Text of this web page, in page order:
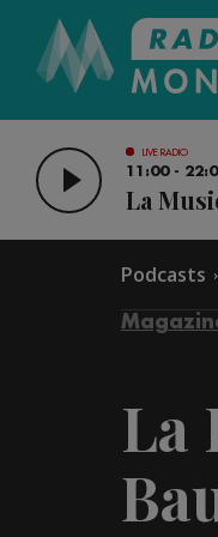
LIVE RADIO
11:00 -
Podcasts
La